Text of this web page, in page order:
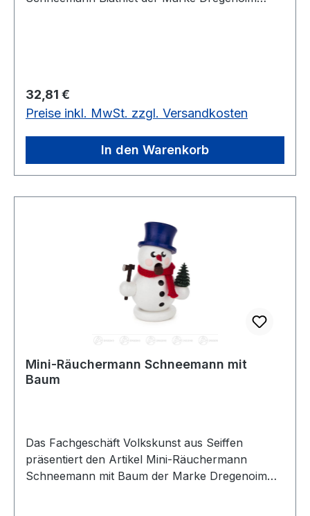
Regulärer Preis:
32,81 €
Preise inkl. MwSt. zzgl. Versandkosten
In den Warenkorb
Mini-Räuchermann Schneemann mit
Baum
Das Fachgeschäft Volkskunst aus Seiffen
präsentiert den Artikel Mini-Räuchermann
Schneemann mit Baum der Marke Dregenoim